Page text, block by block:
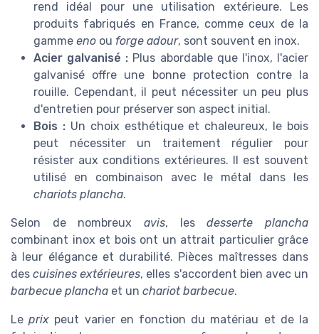
rend idéal pour une utilisation extérieure. Les
produits fabriqués en France, comme ceux de la
gamme eno ou forge adour, sont souvent en inox.
Acier galvanisé : Plus abordable que l'inox, l'acier
galvanisé offre une bonne protection contre la
rouille. Cependant, il peut nécessiter un peu plus
d'entretien pour préserver son aspect initial.
Bois :Un choix esthétique et chaleureux, le bois
peut nécessiter un traitement régulier pour
résister aux conditions extérieures. Il est souvent
utilisé en combinaison avec le métal dans les
chariots plancha.
Selon de nombreux avis, lesdesserte plancha
combinant inox et bois ont un attrait particulier grâce
à leur élégance et durabilité. Pièces maîtresses dans
descuisines extérieures, elles s'accordent bien avec un
barbecue plancha et un chariot barbecue.
Leprix peut varier en fonction du matériau et de la